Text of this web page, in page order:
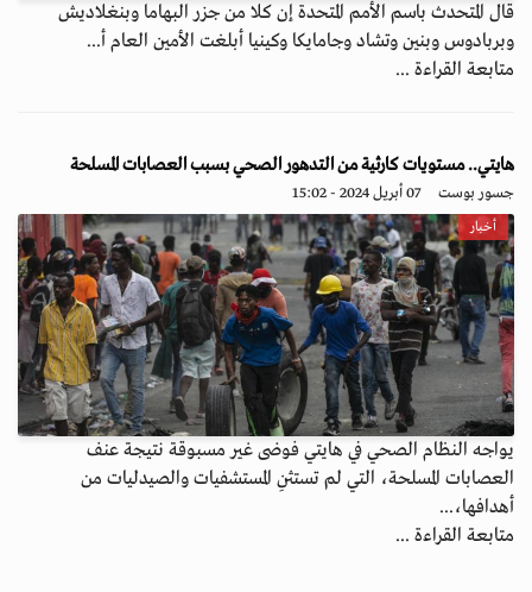
قال المتحدث باسم الأمم المتحدة إن كلا من جزر البهاما وبنغلاديش
وبربادوس وبنين وتشاد وجامايكا وكينيا أبلغت الأمين العام أ...
متابعة القراءة ...
هايتي.. مستويات كارثية من التدهور الصحي بسبب العصابات المسلحة
جسور بوست 07 أبريل 2024 - 15:02
أخبار
يواجه النظام الصحي في هايتي فوضى غير مسبوقة نتيجة عنف
العصابات المسلحة، التي لم تستثنِ المستشفيات والصيدليات من
أهدافها،...
متابعة القراءة ...